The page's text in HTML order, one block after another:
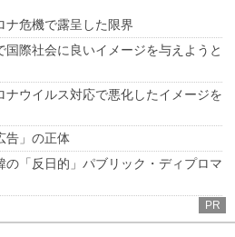
ナ危機で露呈した限界
際社会に良いイメージを与えようと
ナウイルス対応で悪化したイメージを
告」の正体
の「反日的」パブリック・ディプロマ
PR